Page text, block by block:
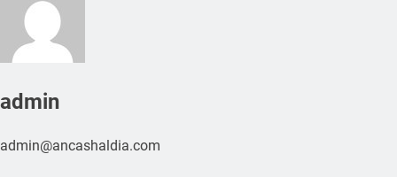
admin
admin@ancashaldia.com